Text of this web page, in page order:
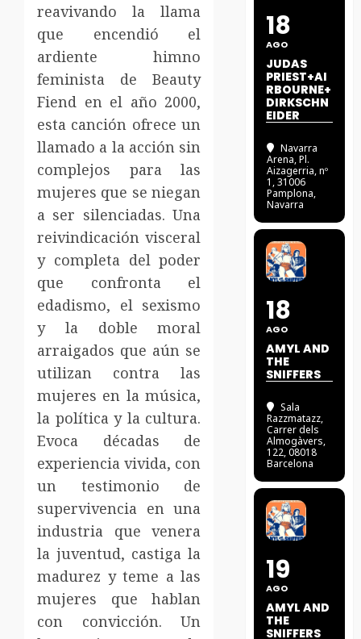
reavivando la llama
que encendió el
ardiente himno
feminista de Beauty
Fiend en el año 2000,
esta canción ofrece un
llamado a la acción sin
complejos para las
mujeres que se niegan
a ser silenciadas. Una
reivindicación visceral
y completa del poder
que confronta el
edadismo, el sexismo
y la doble moral
arraigados que aún se
utilizan contra las
mujeres en la música,
la política y la cultura.
Evoca décadas de
experiencia vivida, con
un testimonio de
supervivencia en una
industria que venera
la juventud, castiga la
madurez y teme a las
mujeres que hablan
con convicción. Un
18
AGO
JUDAS
PRIEST+AI
RBOURNE+
DIRKSCHN
EIDER
Navarra
Arena, Pl.
Aizagerria, nº
1, 31006
Pamplona,
Navarra
18
AGO
AMYL AND
THE
SNIFFERS
Sala
Razzmatazz,
Carrer dels
Almogàvers,
122, 08018
Barcelona
19
AGO
AMYL AND
THE
SNIFFERS